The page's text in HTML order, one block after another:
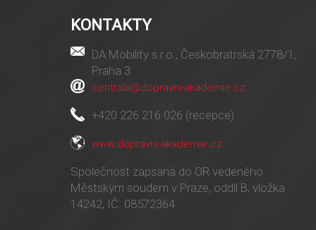
KONTAKTY
DA Mobility s.r.o., Českobratrská 2778/1,
Praha 3
centrala@dopravni-akademie.cz
+420 226 216 026 (recepce)
www.dopravni-akademie.cz
Společnost zapsaná do OR vedeného
Městským soudem v Praze, oddíl B, vložka
14242, IČ: 08572364